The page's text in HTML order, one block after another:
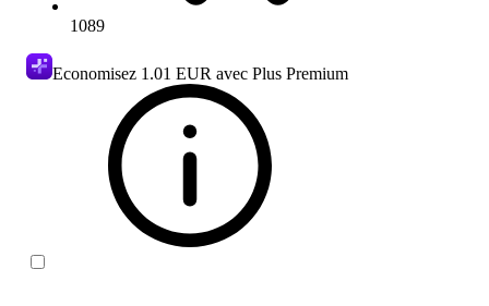
1089
Economisez 1.01 EUR avec Plus Premium